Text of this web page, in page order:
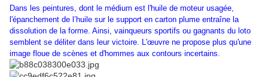
Dans les peintures, dont le médium est l'huile de moteur usagée,
l'épanchement de l’huile sur le support en carton plume entraîne la
dissolution de la forme. Ainsi, vainqueurs sportifs ou gagnants du loto
semblent se déliter dans leur victoire. L'œuvre ne propose plus qu'une
image floue de scènes et d'hommes aux contours incertains.